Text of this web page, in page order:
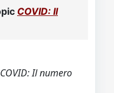
COVID: Il
Il numero